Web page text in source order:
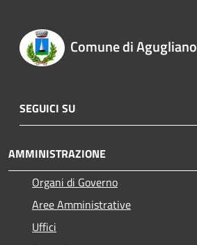
Comune di Agugliano
SEGUICI SU
AMMINISTRAZIONE
Organi di Governo
Aree Amministrative
Uffici